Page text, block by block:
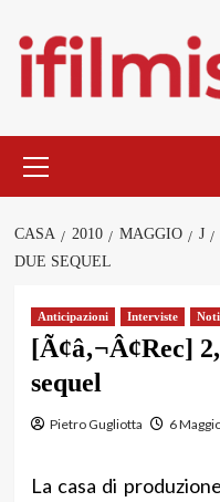
contenuto
principale
CASA 2010 MAGGIO J
DUE SEQUEL
Anticipazioni Interviste
[Ã¢â‚¬Â¢Rec]
sequel
Pietro Gugliotta 6
La casa di